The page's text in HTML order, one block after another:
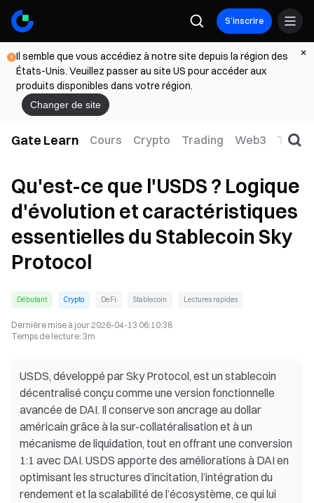
S’inscrire
Il semble que vous accédiez à notre site depuis la région des
États-Unis. Veuillez passer au site US pour accéder aux
produits disponibles dans votre région.
Changer de site
Gate Learn Cours Crypto Trading Web3 TradFi
Qu'est-ce que l'USDS ? Logique
d'évolution et caractéristiques
essentielles du Stablecoin Sky
Protocol
Débutant Crypto DeFi Stablecoin Lectures rapides
Dernière mise à jour2026-04-13 06:10:38
Temps de lecture: 3m
USDS, développé par Sky Protocol, est un stablecoin
décentralisé conçu comme une version fonctionnelle
avancée de DAI. Il conserve son ancrage au dollar
américain grâce à la sur-collatéralisation et à un
mécanisme de liquidation, tout en offrant une conversion
1:1 avec DAI. USDS apporte des améliorations à DAI en
optimisant les structures d’incitation, l’intégration du
rendement et la scalabilité de l’écosystème, ce qui lui